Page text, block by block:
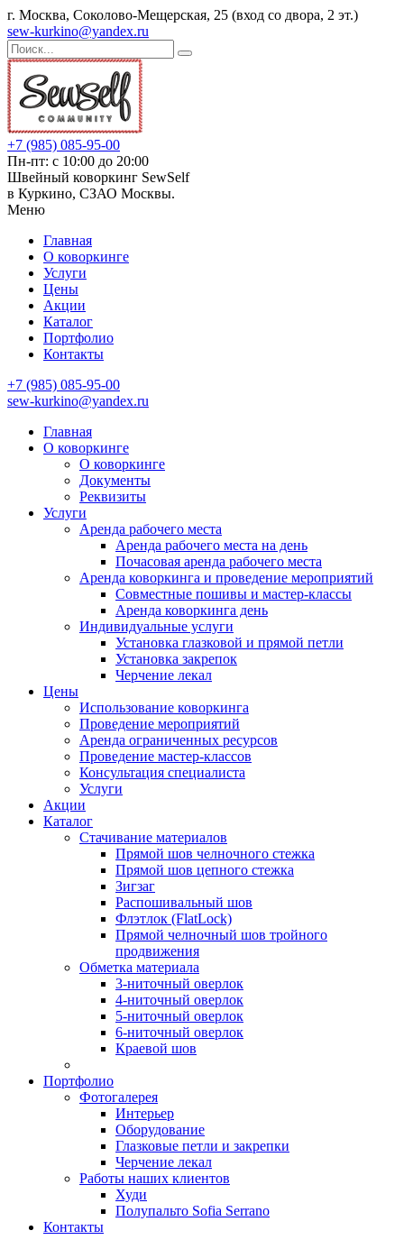
г. Москва, Соколово-Мещерская, 25 (вход со двора, 2 эт.)
sew-kurkino@yandex.ru
+7 (985) 085-95-00
Пн-пт: с 10:00 до 20:00
Швейный коворкинг SewSelf
в Куркино, СЗАО Москвы.
Меню
Главная
О коворкинге
Услуги
Цены
Акции
Каталог
Портфолио
Контакты
+7 (985) 085-95-00
sew-kurkino@yandex.ru
Главная
О коворкинге
О коворкинге
Документы
Реквизиты
Услуги
Аренда рабочего места
Аренда рабочего места на день
Почасовая аренда рабочего места
Аренда коворкинга и проведение мероприятий
Совместные пошивы и мастер-классы
Аренда коворкинга день
Индивидуальные услуги
Установка глазковой и прямой петли
Установка закрепок
Черчение лекал
Цены
Использование коворкинга
Проведение мероприятий
Аренда ограниченных ресурсов
Проведение мастер-классов
Консультация специалиста
Услуги
Акции
Каталог
Стачивание материалов
Прямой шов челночного стежка
Прямой шов цепного стежка
Зигзаг
Распошивальный шов
Флэтлок (FlatLock)
Прямой челночный шов тройного
продвижения
Обметка материала
3-ниточный оверлок
4-ниточный оверлок
5-ниточный оверлок
6-ниточный оверлок
Краевой шов
Портфолио
Фотогалерея
Интерьер
Оборудование
Глазковые петли и закрепки
Черчение лекал
Работы наших клиентов
Худи
Полупальто Sofia Serrano
Контакты